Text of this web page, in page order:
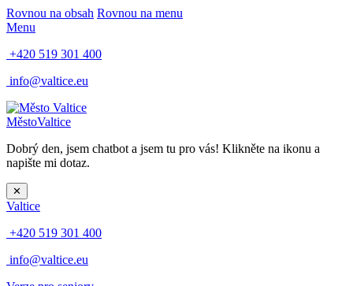
Rovnou na obsah Rovnou na menu
Menu
+420 519 301 400
info@valtice.eu
MěstoValtice
Dobrý den, jsem chatbot a jsem tu pro vás! Klikněte na ikonu a
napište mi dotaz.
✕
Valtice
+420 519 301 400
info@valtice.eu